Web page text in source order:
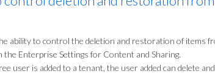
ability to control the deletion and restoration of items
the Enterprise Settings for Content and Sharing.
user is added to a tenant, the user added can delete